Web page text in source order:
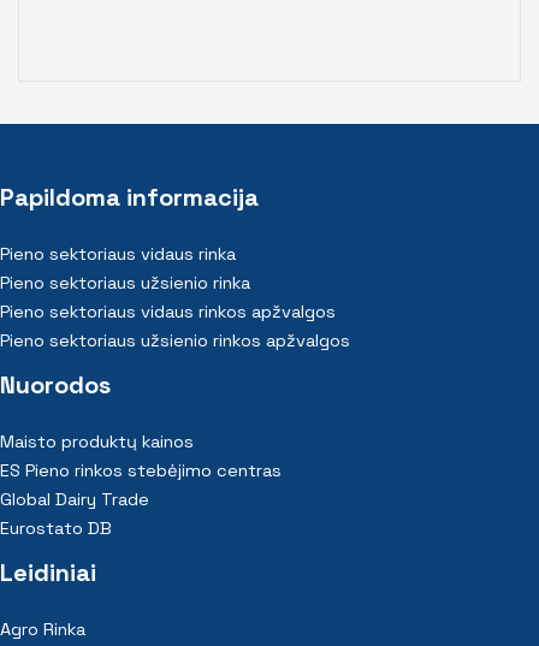
Papildoma informacija
Pieno sektoriaus vidaus rinka
Pieno sektoriaus užsienio rinka
Pieno sektoriaus vidaus rinkos apžvalgos
Pieno sektoriaus užsienio rinkos apžvalgos
Nuorodos
Maisto produktų kainos
ES Pieno rinkos stebėjimo centras
Global Dairy Trade
Eurostato DB
Leidiniai
Agro Rinka